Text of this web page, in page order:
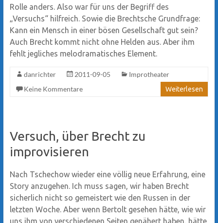
Rolle anders. Also war für uns der Begriff des
„Versuchs“ hilfreich. Sowie die Brechtsche Grundfrage:
Kann ein Mensch in einer bösen Gesellschaft gut sein?
Auch Brecht kommt nicht ohne Helden aus. Aber ihm
fehlt jegliches melodramatisches Element.
danrichter 2011-09-05
Improtheater
Keine Kommentare
Weiterlesen
Versuch, über Brecht zu
improvisieren
Nach Tschechow wieder eine völlig neue Erfahrung, eine
Story anzugehen. Ich muss sagen, wir haben Brecht
sicherlich nicht so gemeistert wie den Russen in der
letzten Woche. Aber wenn Bertolt gesehen hätte, wie wir
uns ihm von verschiedenen Seiten genähert haben, hätte